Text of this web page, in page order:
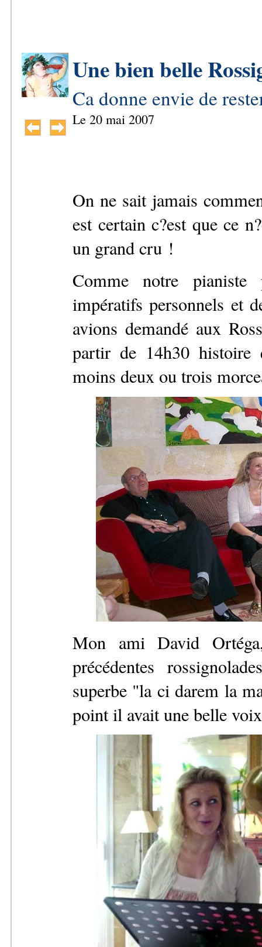
Une bien belle
Ca donne envie de
Le 20 mai 2007
On ne sait jamais
est certain c?est que ce
un grand cru !
Comme notre pianiste
impératifs personnels et
avions demandé aux
partir de 14h30 histoire
moins deux ou trois
Mon ami David
précédentes
superbe "la ci darem la
point il avait une belle